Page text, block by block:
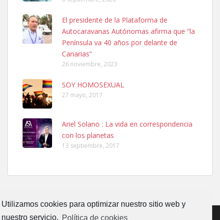
Utilizamos cookies para optimizar nuestro sitio web y
nuestro servicio. Política de cookies
Ninfa perdida
El día 5 se los perdió una ninfa papillera, asustada tiene miedo a la
calle, se perdió por la zon...
Leales.org » Gran Canaria
6.7.2025
Adopcion
Busco casa de acogida para mi perrita ya que por temas de trabajo
no la puedo tener. Solo gente r...
El presidente de la Plataforma de
Autocaravanas Autónomas afirma que “la
Península va 40 años por delante de
Canarias”
26 noviembre, 2023
SOY HOMOSEXUAL
27 mayo, 2017
Ariel Solano : La vida en correspondencia
con los planetas
13 septiembre, 2017